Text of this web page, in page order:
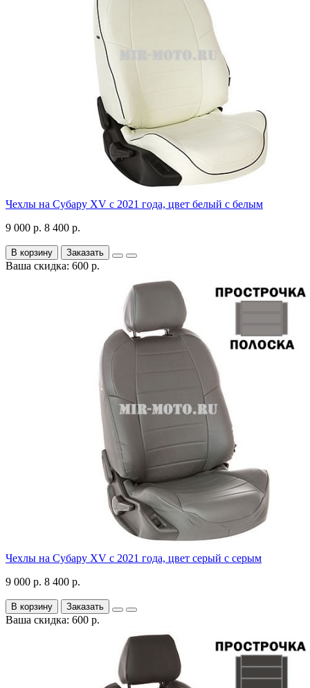
Чехлы на Субару XV с 2021 года, цвет белый с белым
9 000 р. 8 400 р.
В корзину Заказать
Ваша скидка: 600 р.
Чехлы на Субару XV с 2021 года, цвет серый с серым
9 000 р. 8 400 р.
В корзину Заказать
Ваша скидка: 600 р.